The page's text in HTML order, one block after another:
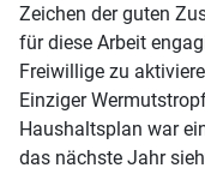
Zeichen der guten
für diese Arbeit
Freiwillige zu
Einziger
Haushaltsplan war
das nächste Jahr